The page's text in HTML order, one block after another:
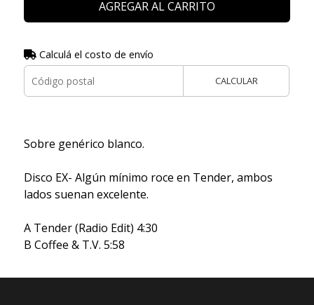
AGREGAR AL CARRITO
Calculá el costo de envío
CALCULAR
Sobre genérico blanco.
Disco EX- Algún mínimo roce en Tender, ambos
lados suenan excelente.
A Tender (Radio Edit) 4:30
B Coffee & T.V. 5:58